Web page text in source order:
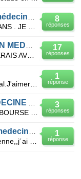
8
réponses
17
réponses
JE SUIS HAITIENNE ET J AI 18 ANS,J'AIMERAIS AVOIR UNE BOURSE D'ETUDE EN MEDECINE A CUBA,C'EST VRAIME
1
réponse
3
réponses
1
réponse